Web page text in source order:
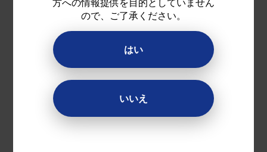
ので、ご了承ください。
はい
いいえ
ーン ）を 9月1日に新発売